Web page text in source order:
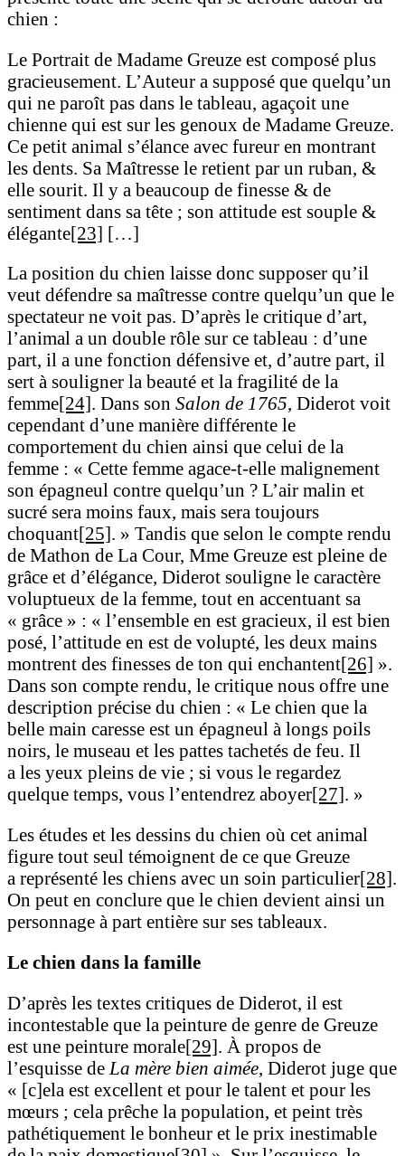
chien :
Le Portrait de Madame Greuze est composé plus
gracieusement. L’Auteur a supposé que quelqu’un
qui ne paroît pas dans le tableau, agaçoit une
chienne qui est sur les genoux de Madame Greuze.
Ce petit animal s’élance avec fureur en montrant
les dents. Sa Maîtresse le retient par un ruban, &
elle sourit. Il y a beaucoup de finesse & de
sentiment dans sa tête ; son attitude est souple &
élégante[23] […]
La position du chien laisse donc supposer qu’il
veut défendre sa maîtresse contre quelqu’un que le
spectateur ne voit pas. D’après le critique d’art,
l’animal a un double rôle sur ce tableau : d’une
part, il a une fonction défensive et, d’autre part, il
sert à souligner la beauté et la fragilité de la
femme[24]. Dans son Salon de 1765, Diderot voit
cependant d’une manière différente le
comportement du chien ainsi que celui de la
femme : « Cette femme agace-t-elle malignement
son épagneul contre quelqu’un ? L’air malin et
sucré sera moins faux, mais sera toujours
choquant[25]. » Tandis que selon le compte rendu
de Mathon de La Cour, Mme Greuze est pleine de
grâce et d’élégance, Diderot souligne le caractère
voluptueux de la femme, tout en accentuant sa
« grâce » : « l’ensemble en est gracieux, il est bien
posé, l’attitude en est de volupté, les deux mains
montrent des finesses de ton qui enchantent[26] ».
Dans son compte rendu, le critique nous offre une
description précise du chien : « Le chien que la
belle main caresse est un épagneul à longs poils
noirs, le museau et les pattes tachetés de feu. Il
a les yeux pleins de vie ; si vous le regardez
quelque temps, vous l’entendrez aboyer[27]. »
Les études et les dessins du chien où cet animal
figure tout seul témoignent de ce que Greuze
a représenté les chiens avec un soin particulier[28].
On peut en conclure que le chien devient ainsi un
personnage à part entière sur ses tableaux.
Le chien dans la famille
D’après les textes critiques de Diderot, il est
incontestable que la peinture de genre de Greuze
est une peinture morale[29]. À propos de
l’esquisse de La mère bien aimée, Diderot juge que
« [c]ela est excellent et pour le talent et pour les
mœurs ; cela prêche la population, et peint très
pathétiquement le bonheur et le prix inestimable